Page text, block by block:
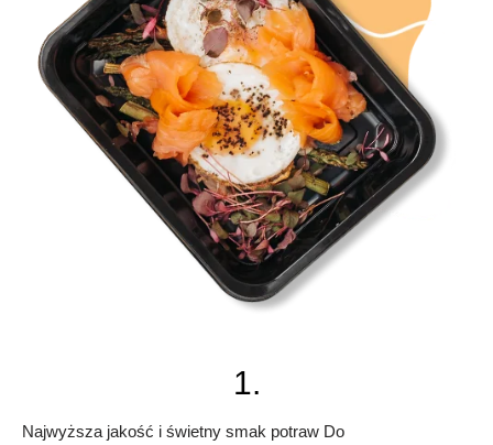
1.
Najwyższa jakość i świetny smak potraw Do